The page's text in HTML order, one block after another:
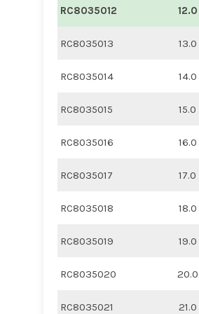
RC8035012 12.0
RC8035013 13.0
RC8035014 14.0
RC8035015 15.0
RC8035016 16.0
RC8035017 17.0
RC8035018 18.0
RC8035019 19.0
RC8035020 20.0
RC8035021 21.0